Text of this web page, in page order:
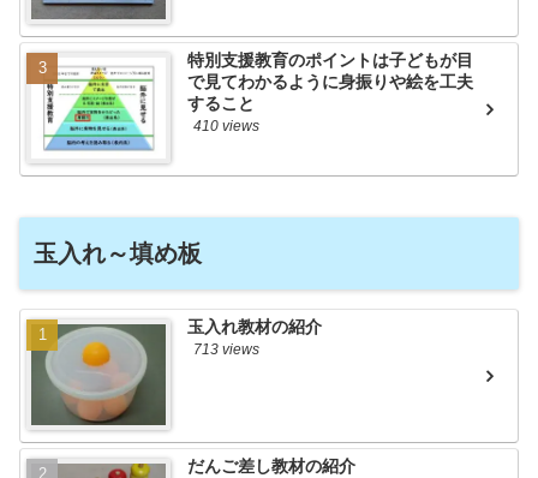
特別支援教育のポイントは子どもが目
で見てわかるように身振りや絵を工夫
すること
410 views
玉入れ～填め板
玉入れ教材の紹介
713 views
だんご差し教材の紹介